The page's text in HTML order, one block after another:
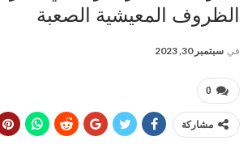
الظروف المعيشية الصعبة
في سبتمبر 30, 2023
0
مشاركة